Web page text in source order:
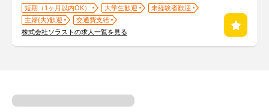
短期（1ヶ月以内OK） 大学生歓迎
未経験者歓迎
主婦(夫)歓迎
交通費支給
株式会社ソラストの求人一覧を見る